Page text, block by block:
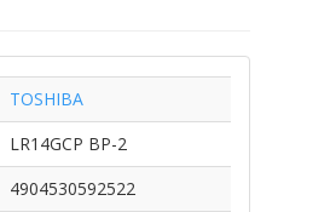
TOSHIBA
LR14GCP BP-2
4904530592522